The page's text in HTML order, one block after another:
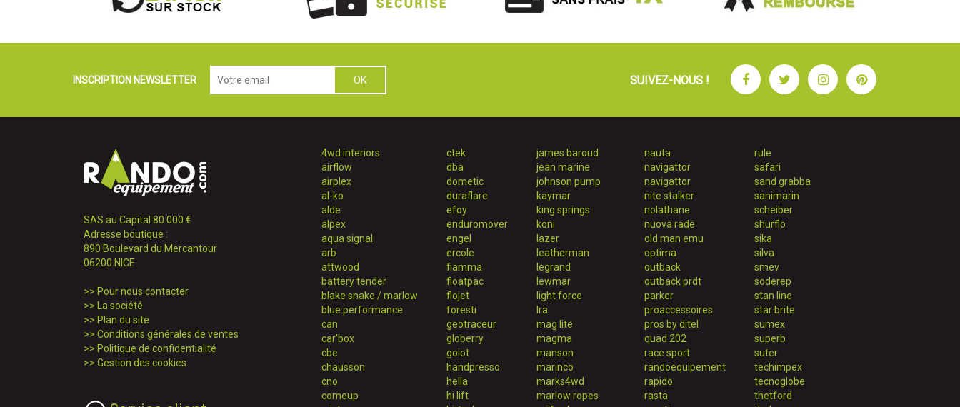
INSCRIPTION NEWSLETTER SUIVEZ-NOUS ! FacebookTwitterInstagramPinterest
SAS au Capital 80 000 €
Adresse boutique :
890 Boulevard du Mercantour
06200 NICE
>> Pour nous contacter
>> La société
>> Plan du site
>> Conditions générales de ventes
>> Politique de confidentialité
>> Gestion des cookies
4wd interiors
airflow
airplex
al-ko
alde
alpex
aqua signal
arb
attwood
battery tender
blake snake / marlow
blue performance
can
car'box
cbe
chausson
cno
comeup
ctek
dba
dometic
duraflare
efoy
enduromover
engel
ercole
fiamma
floatpac
flojet
foresti
geotraceur
globerry
goiot
handpresso
hella
hi lift
james baroud
jean marine
johnson pump
kaymar
king springs
koni
lazer
leatherman
legrand
lewmar
light force
lra
mag lite
magma
manson
marinco
marks4wd
marlow ropes
nauta
navigattor
navigattor
nite stalker
nolathane
nuova rade
old man emu
optima
outback
outback prdt
parker
proaccessoires
pros by ditel
quad 202
race sport
randoequipement
rapido
rasta
rule
safari
sand grabba
sanimarin
scheiber
shurflo
sika
silva
smev
soderep
stan line
star brite
sumex
superb
suter
techimpex
tecnoglobe
thetford